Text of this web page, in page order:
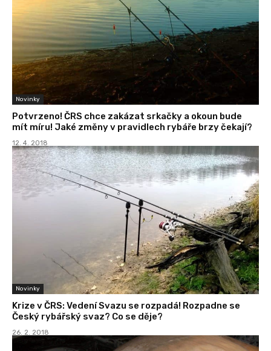
Novinky
Potvrzeno! ČRS chce zakázat srkačky a okoun bude
mít míru! Jaké změny v pravidlech rybáře brzy čekají?
12. 4. 2018
Novinky
Krize v ČRS: Vedení Svazu se rozpadá! Rozpadne se
Český rybářský svaz? Co se děje?
26. 2. 2018